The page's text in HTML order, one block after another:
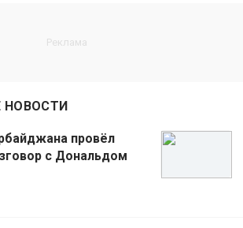
НОВОСТИ
провёл
с Дональдом